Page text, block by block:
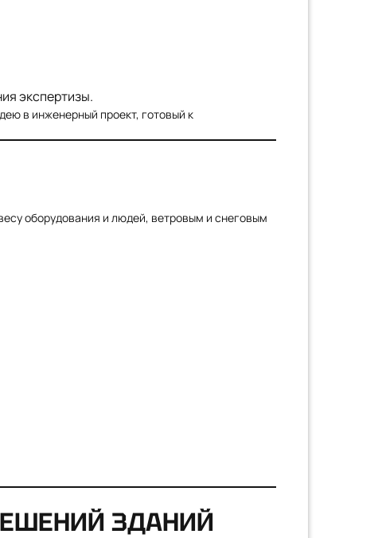
экспертизы.
в инженерный проект, готовый к
оборудования и людей, ветровым и снеговым
ЗДАНИЙ